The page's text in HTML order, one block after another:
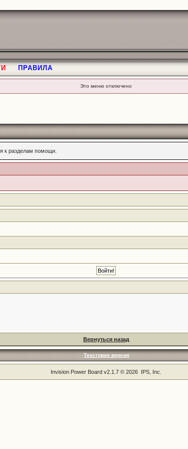
ПРАВИЛА
Это меню отключено
к разделам помощи.
Вернуться назад
Текстовая версия
Invision Power Board v2.1.7 © 2026 IPS, Inc.